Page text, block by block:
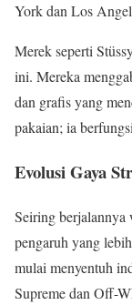
York dan Los
Merek seperti
ini. Mereka
dan grafis yang
pakaian; ia
Evolusi Gaya
Seiring berjalannya
pengaruh yang
mulai menyentuh
Supreme dan Off-